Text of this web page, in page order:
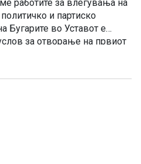
работите за влегувања на
и партиско
Бугарите во Уставот е
за отворање на првиот
обврска поврзана со
сите бугарски барања